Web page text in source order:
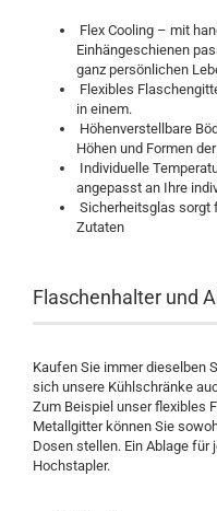
Flex Cooling – mit
Einhängeschienen
ganz persönlichen
Flexibles
in einem.
Höhenverstellbare
Höhen und Formen
Individuelle
angepasst an Ihre
Sicherheitsglas sorgt
Zutaten
Flaschenhalter und
Kaufen Sie immer dieselben
sich unsere Kühlschränke
Zum Beispiel unser flexibles
Metallgitter können Sie
Dosen stellen. Ein Ablage für
Hochstapler.